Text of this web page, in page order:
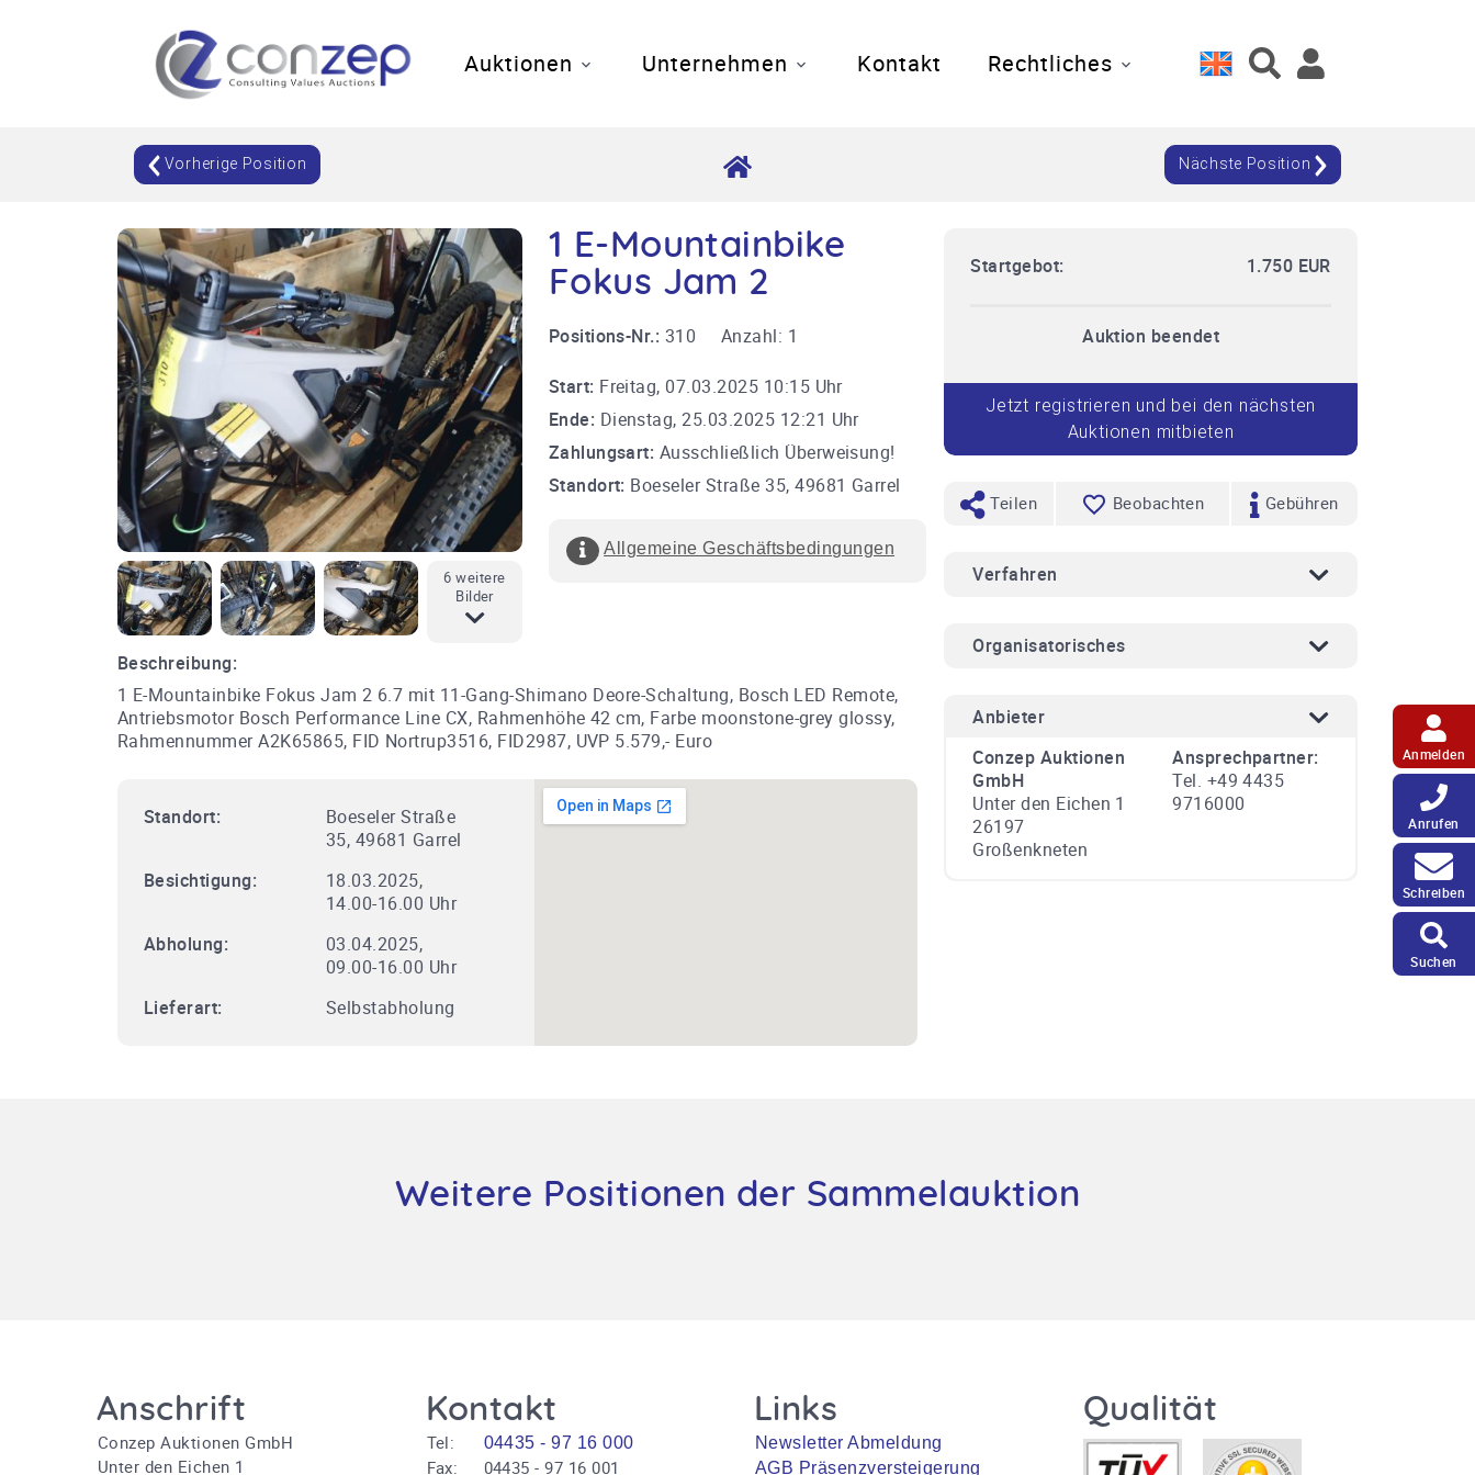
Anmelden
Anrufen
Schreiben
Suchen
Auktionen Unternehmen Kontakt Rechtliches
Vorherige Position Nächste Position
6 weitere
Bilder
1 E-Mountainbike
Fokus Jam 2
Positions-Nr.: 310 Anzahl: 1
Start: Freitag, 07.03.2025 10:15 Uhr
Ende: Dienstag, 25.03.2025 12:21 Uhr
Zahlungsart: Ausschließlich Überweisung!
Standort: Boeseler Straße 35, 49681 Garrel
Allgemeine Geschäftsbedingungen
Startgebot: 1.750 EUR
Auktion beendet
Jetzt registrieren und bei den nächsten
Auktionen mitbieten
Teilen Beobachten Gebühren
Verfahren
Organisatorisches
Anbieter
Conzep Auktionen
GmbH
Unter den Eichen 1
26197
Großenkneten
Ansprechpartner:
Tel. +49 4435
9716000
Beschreibung:
1 E-Mountainbike Fokus Jam 2 6.7 mit 11-Gang-Shimano Deore-Schaltung, Bosch LED Remote,
Antriebsmotor Bosch Performance Line CX, Rahmenhöhe 42 cm, Farbe moonstone-grey glossy,
Rahmennummer A2K65865, FID Nortrup3516, FID2987, UVP 5.579,- Euro
Standort:
Boeseler Straße
35, 49681 Garrel
Besichtigung:
18.03.2025,
14.00-16.00 Uhr
Abholung:
03.04.2025,
09.00-16.00 Uhr
Lieferart:
Selbstabholung
Weitere Positionen der Sammelauktion
Anschrift
Conzep Auktionen GmbH
Unter den Eichen 1
Kontakt
Tel: 04435 - 97 16 000
Fax: 04435 - 97 16 001
Links
Newsletter Abmeldung
AGB Präsenzversteigerung
Qualität